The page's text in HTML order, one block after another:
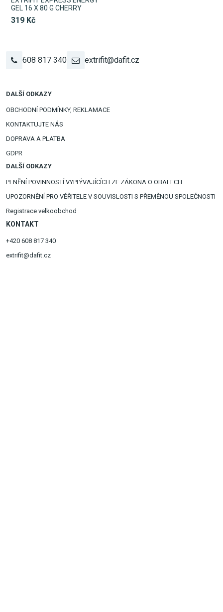
GEL 16 X 80 G CHERRY
319 Kč
608 817 340 extrifit@dafit.cz
DALŠÍ ODKAZY
OBCHODNÍ PODMÍNKY, REKLAMACE
KONTAKTUJTE NÁS
DOPRAVA A PLATBA
GDPR
DALŠÍ ODKAZY
PLNĚNÍ POVINNOSTÍ VYPLÝVAJÍCÍCH ZE ZÁKONA O OBALECH
UPOZORNĚNÍ PRO VĚŘITELE V SOUVISLOSTI S PŘEMĚNOU SPOLEČNOSTI
Registrace velkoobchod
KONTAKT
+420 608 817 340
extrifit@dafit.cz